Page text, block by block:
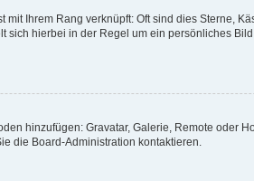
Ihrem Rang verknüpft: Oft sind dies Sterne,
hierbei in der Regel um ein persönliches
hinzufügen: Gravatar, Galerie, Remote oder
die Board-Administration kontaktieren.